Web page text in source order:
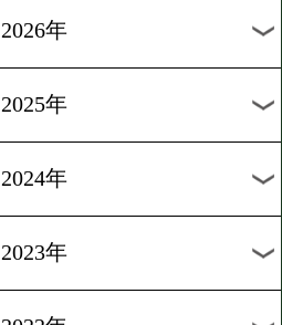
過去のニュース
2026年
2025年